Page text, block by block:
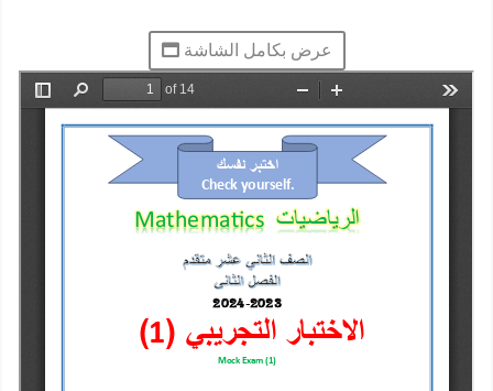
عرض بكامل الشاشة